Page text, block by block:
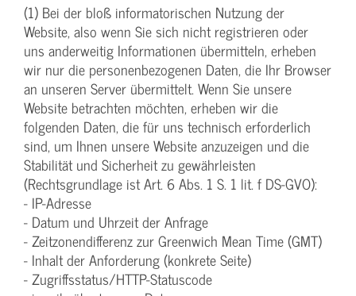
(1) Bei der bloß informatorischen Nutzung der
Website, also wenn Sie sich nicht registrieren oder
uns anderweitig Informationen übermitteln, erheben
wir nur die personenbezogenen Daten, die Ihr Browser
an unseren Server übermittelt. Wenn Sie unsere
Website betrachten möchten, erheben wir die
folgenden Daten, die für uns technisch erforderlich
sind, um Ihnen unsere Website anzuzeigen und die
Stabilität und Sicherheit zu gewährleisten
(Rechtsgrundlage ist Art. 6 Abs. 1 S. 1 lit. f DS-GVO):
- IP-Adresse
- Datum und Uhrzeit der Anfrage
- Zeitzonendifferenz zur Greenwich Mean Time (GMT)
- Inhalt der Anforderung (konkrete Seite)
- Zugriffsstatus/HTTP-Statuscode